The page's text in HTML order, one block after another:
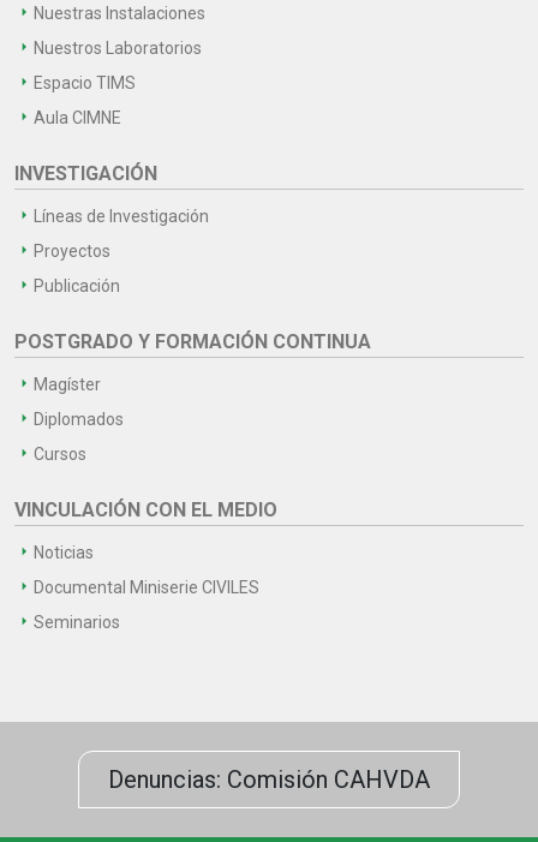
Nuestras Instalaciones
Nuestros Laboratorios
Espacio TIMS
Aula CIMNE
INVESTIGACIÓN
Líneas de Investigación
Proyectos
Publicación
POSTGRADO Y FORMACIÓN CONTINUA
Magíster
Diplomados
Cursos
VINCULACIÓN CON EL MEDIO
Noticias
Documental Miniserie CIVILES
Seminarios
Denuncias: Comisión CAHVDA